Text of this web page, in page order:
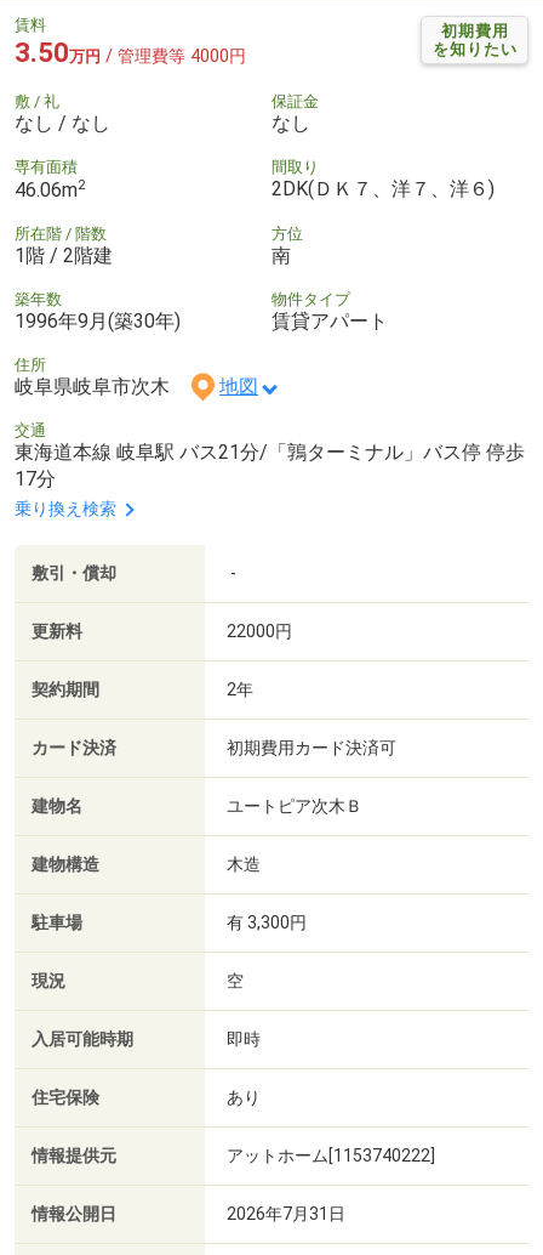
初期費用
を知りたい
賃料
3.50万円 / 管理費等 4000円
敷 / 礼
なし / なし
保証金
なし
専有面積
46.06m2
間取り
2DK(ＤＫ７、洋７、洋６)
所在階 / 階数
1階 / 2階建
方位
南
築年数
1996年9月(築30年)
物件タイプ
賃貸アパート
住所
岐阜県岐阜市次木 地図
交通
東海道本線 岐阜駅 バス21分/「鶉ターミナル」バス停 停歩
17分
乗り換え検索
敷引・償却 -
更新料 22000円
契約期間 2年
カード決済 初期費用カード決済可
建物名 ユートピア次木Ｂ
建物構造 木造
駐車場 有 3,300円
現況 空
入居可能時期 即時
住宅保険 あり
情報提供元 アットホーム[1153740222]
情報公開日 2026年7月31日